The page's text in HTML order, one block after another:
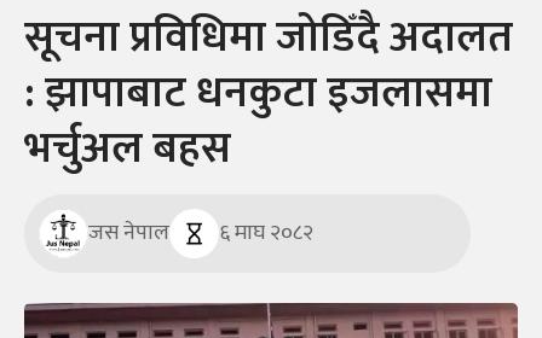
सूचना प्रविधिमा जोडिँदै अदालत
: झापाबाट धनकुटा इजलासमा
भर्चुअल बहस
जस नेपाल ६ माघ २०८२